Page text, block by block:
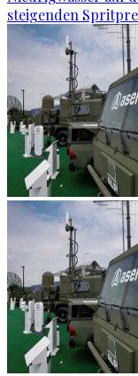
steigenden